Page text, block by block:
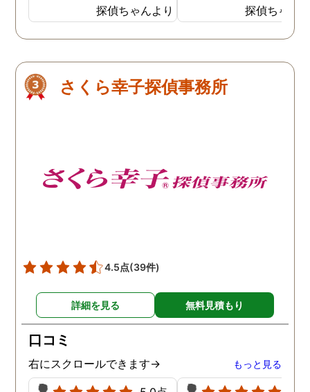
的な態度で、家の隅々まで
丁寧に調査してくれまし
た。調査は約3時間ほどで
見つかりませんでしたが、
そのプロセスと説明が非常
探偵ちゃんより
現場の写真を妻に突き付
たところ事実を認めたの
離婚するための証拠集め
探偵ちゃん
さくら幸子探偵事務所
4.5点(39件)
詳細を見る 無料見積もり
口コミ
右にスクロールできます→ もっと見る